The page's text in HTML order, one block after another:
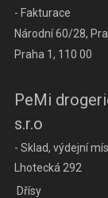
- Fakturace
Národní 60/28,
Praha 1, 110 00
PeMi
s.r.o
- Sklad, výdejní
Lhotecká 292
Dřísy